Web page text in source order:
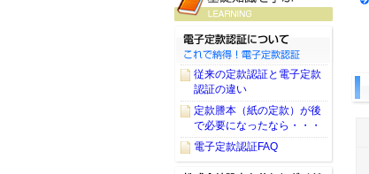
従来の定款認証と電子定款
認証の違い
定款謄本（紙の定款）が後
で必要になったなら・・・
電子定款認証FAQ